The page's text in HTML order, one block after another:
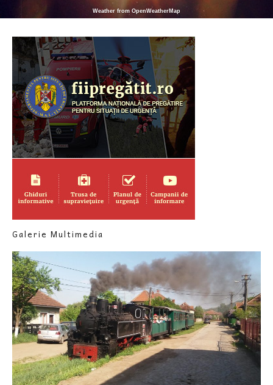
Weather from OpenWeatherMap
Galerie Multimedia